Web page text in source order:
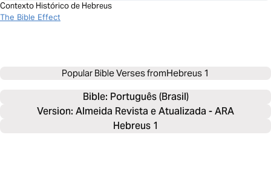
Contexto Histórico de Hebreus
The Bible Effect
Popular Bible Verses fromHebreus 1
Bible: Português (Brasil)
Version: Almeida Revista e Atualizada - ARA
Hebreus 1